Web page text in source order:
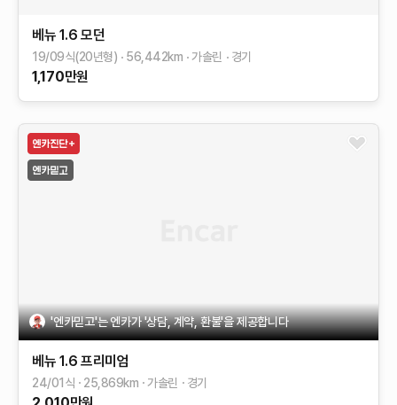
베뉴 1.6 모던
19/09식(20년형) 56,442km 가솔린 경기
1,170만원
'엔카믿고'는 엔카가 '상담, 계약, 환불'을 제공합니다
베뉴 1.6 프리미엄
24/01식 25,869km 가솔린 경기